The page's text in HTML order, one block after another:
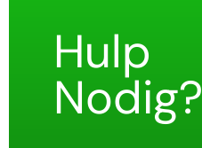
Hulp
Nodig?